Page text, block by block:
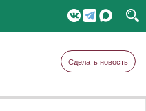
Сделать новость